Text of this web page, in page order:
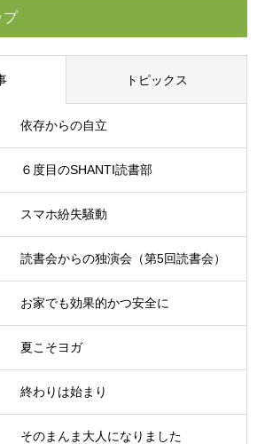
プ
トピックス
依存からの自立
６度目のSHANTI読書部
スマホ紛失騒動
読書会からの独演会（第5回読書会）
お家でも効果的かつ安全に
夏こそヨガ
終わりは始まり
そのまんま大人になりました